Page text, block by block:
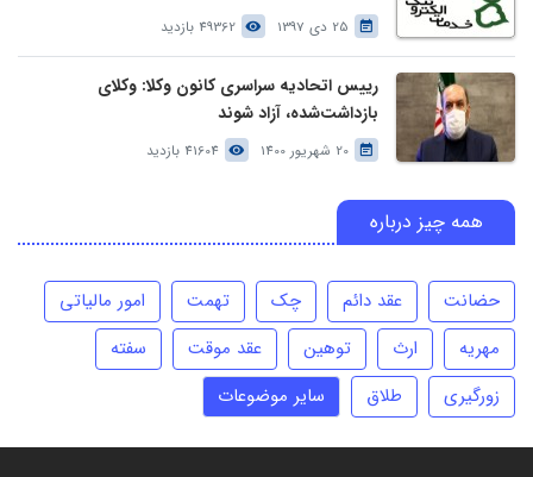
25 دی 1397 49362 بازدید
رییس اتحادیه سراسری کانون وکلا: وکلای
بازداشت‌شده، آزاد شوند
20 شهریور 1400 41604 بازدید
همه چیز درباره
حضانت عقد دائم چک تهمت
امور مالیاتی
مهریه
ارث توهین عقد موقت
سفته
زورگیری
طلاق سایر موضوعات